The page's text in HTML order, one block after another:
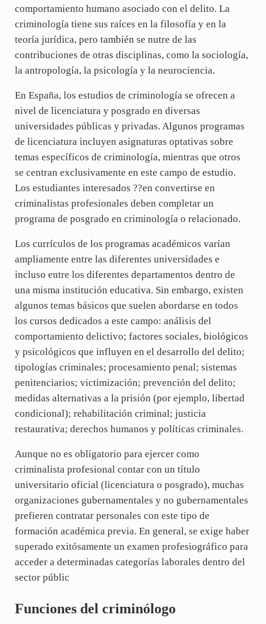
comportamiento humano asociado con el delito. La
criminología tiene sus raíces en la filosofía y en la
teoría jurídica, pero también se nutre de las
contribuciones de otras disciplinas, como la sociología,
la antropología, la psicología y la neurociencia.
En España, los estudios de criminología se ofrecen a
nivel de licenciatura y posgrado en diversas
universidades públicas y privadas. Algunos programas
de licenciatura incluyen asignaturas optativas sobre
temas específicos de criminología, mientras que otros
se centran exclusivamente en este campo de estudio.
Los estudiantes interesados ??en convertirse en
criminalistas profesionales deben completar un
programa de posgrado en criminología o relacionado.
Los currículos de los programas académicos varían
ampliamente entre las diferentes universidades e
incluso entre los diferentes departamentos dentro de
una misma institución educativa. Sin embargo, existen
algunos temas básicos que suelen abordarse en todos
los cursos dedicados a este campo: análisis del
comportamiento delictivo; factores sociales, biológicos
y psicológicos que influyen en el desarrollo del delito;
tipologías criminales; procesamiento penal; sistemas
penitenciarios; victimización; prevención del delito;
medidas alternativas a la prisión (por ejemplo, libertad
condicional); rehabilitación criminal; justicia
restaurativa; derechos humanos y políticas criminales.
Aunque no es obligatorio para ejercer como
criminalista profesional contar con un título
universitario oficial (licenciatura o posgrado), muchas
organizaciones gubernamentales y no gubernamentales
prefieren contratar personales con este tipo de
formación académica previa. En general, se exige haber
superado exitósamente un examen profesiográfico para
acceder a determinadas categorías laborales dentro del
sector públic
Funciones del criminólogo